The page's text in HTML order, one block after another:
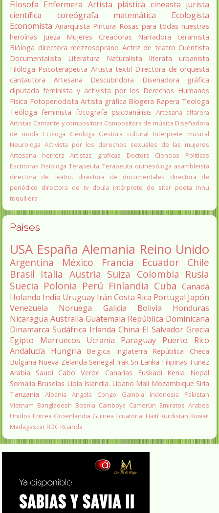
Filosofa Enfermera Artista plástica cineasta jurista
científica
coreógrafa matemática
Ecologista
Economista Anarquista Pintura Rosas para todas nuestras
heroínas
Jueza Mujeres Creadoras Narradora
ceramista
Bióloga directora mezzosoprano Actriz de teatro Cuentista
Documentalista
Literatura Naturalista literata
urbanista
Filóloga Psicoterapeuta Artista textil Directora de orquesta
cantautora
Artesana Descubridora
Diseñadora gráfica
diputada feminista y activista por los Derechos Humanos
Fisica Fotoperiodista Artista gráfica Blogera Rapera Teologa
Teóloga feminista fotografa psicoanálisis Artesana alfarera
Artistas Cantante y compositora Compositora de música Diseñadora
de moda
Ecologa Geologa Gestora cultural
Interprete musical
Neurologa Activista por los derechos sexuales de las mujeres
Artesana herrera
Artistas graficas
Doctora Ciencias Políticas
Escritoras Fisiologa Terapeuta Terapeuta quinesóloga asambleista
directora de teatro.
directora de documentales
directora de
periódico directora de tv doula intérprete de sitar poeta Innu
toquillera
Paises
USA España Alemania Reino Unido
Argentina México Francia Ecuador
Chile
Brasil Italia Austria Suiza Colombia Rusia
Suecia Polonia Perú Finlandia Cuba Canadá
Holanda India Uruguay Irán Costa Rica Portugal Japón
Venezuela
Noruega Galicia Bolivia
Honduras
Nicaragua Australia Guatemala República Dominicana
Dinamarca Sudáfrica Irlanda China El Salvador Grecia
Egipto
Marruecos Ucrania Paraguay
Puerto Rico
Andalucía
Hungria Belgica Inglaterra
República Checa
Bulgaria Nueva Zelanda Senegal Irak Sri Lanka Filipinas Tunez
Arabia Saudí Cabo Verde Canarias Euskadi Kenia
Nepal
Somalia Bruselas Libia Islandia. Líbano Mali Mozambique Siria
Tanzania
Albania Angola Congo Gambia Indonesia
Pakistan
Vietnam Bangladesh Bosnia Camboya Camerún Emiratos Arabes
Unidos Eritrea Groenlandia Guinea Ecuatorial Haití Kurdistan Kuwait
Madagascar RDC Ruanda